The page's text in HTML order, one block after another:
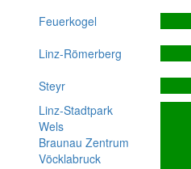
Feuerkogel
Linz-Römerberg
Steyr
Linz-Stadtpark
Wels
Braunau Zentrum
Vöcklabruck